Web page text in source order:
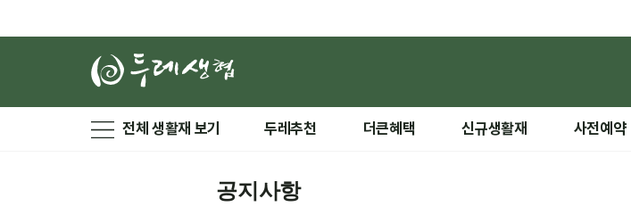
전체 생활재 보기 두레추천 더큰혜택 신규생활재 사전예약
공지사항